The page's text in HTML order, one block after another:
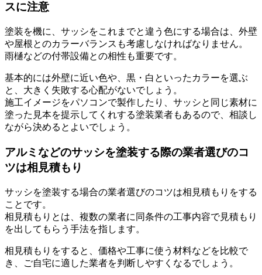
スに注意
塗装を機に、サッシをこれまでと違う色にする場合は、外壁
や屋根とのカラーバランスも考慮しなければなりません。
雨樋などの付帯設備との相性も重要です。
基本的には外壁に近い色や、黒・白といったカラーを選ぶ
と、大きく失敗する心配がないでしょう。
施工イメージをパソコンで製作したり、サッシと同じ素材に
塗った見本を提示してくれする塗装業者もあるので、相談し
ながら決めるとよいでしょう。
アルミなどのサッシを塗装する際の業者選びのコ
ツは相見積もり
サッシを塗装する場合の業者選びのコツは相見積もりをする
ことです。
相見積もりとは、複数の業者に同条件の工事内容で見積もり
を出してもらう手法を指します。
相見積もりをすると、価格や工事に使う材料などを比較で
き、ご自宅に適した業者を判断しやすくなるでしょう。